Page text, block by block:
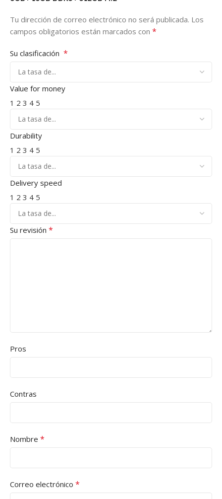
Tu dirección de correo electrónico no será publicada. Los
campos obligatorios están marcados con *
Su clasificación *
Value for money
1 2 3 4 5
Durability
1 2 3 4 5
Delivery speed
1 2 3 4 5
Su revisión *
Pros
Contras
Nombre *
Correo electrónico *